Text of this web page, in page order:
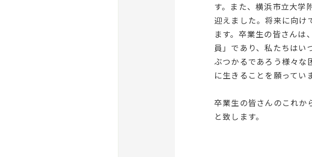
す。また、横浜市立大学
迎えました。将来に向け
ます。卒業生の皆さんは
員」であり、私たちはい
ぶつかるであろう様々な
に生きることを願ってい
卒業生の皆さんのこれか
と致します。